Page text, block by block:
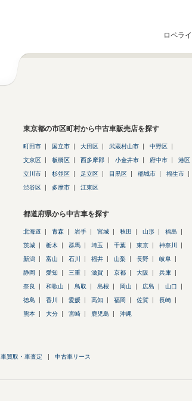
ロペラ
東京都の市区町村から中古車販売店を探す
町田市 国立市 大田区 武蔵村山市 中野区
文京区 板橋区 西多摩郡 小金井市 府中市 港区
立川市 杉並区 足立区 目黒区 稲城市 福生市
渋谷区 多摩市 江東区
都道府県から中古車を探す
北海道 青森 岩手 宮城 秋田 山形 福島
茨城 栃木 群馬 埼玉 千葉 東京 神奈川
新潟 富山 石川 福井 山梨 長野 岐阜
静岡 愛知 三重 滋賀 京都 大阪 兵庫
奈良 和歌山 鳥取 島根 岡山 広島 山口
徳島 香川 愛媛 高知 福岡 佐賀 長崎
熊本 大分 宮崎 鹿児島 沖縄
車買取・車査定 中古車リース